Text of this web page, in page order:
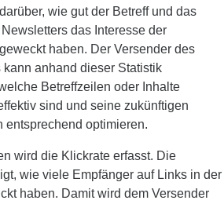
wie gut der Betreff und das
das Interesse der
haben. Der Versender des
kann anhand dieser Statistik
Betreffzeilen oder Inhalte
sind und seine zukünftigen
entsprechend optimieren.
wird die Klickrate erfasst. Die
wie viele Empfänger auf Links in der
haben. Damit wird dem Versender